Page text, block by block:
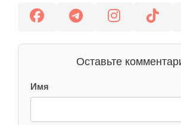
Оставьте
Имя